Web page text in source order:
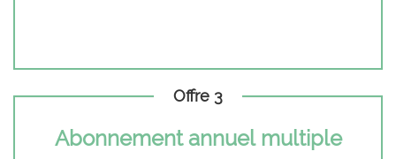
Offre 3
Abonnement annuel multiple